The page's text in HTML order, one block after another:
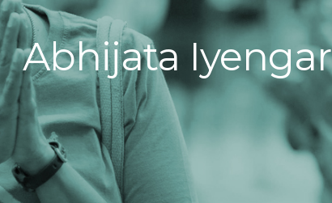
Abhijata Iyengar